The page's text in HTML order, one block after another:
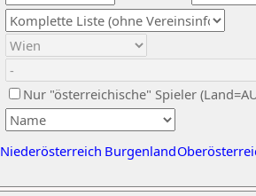
Nur "österreichische" Spieler
Niederösterreich Burgenland